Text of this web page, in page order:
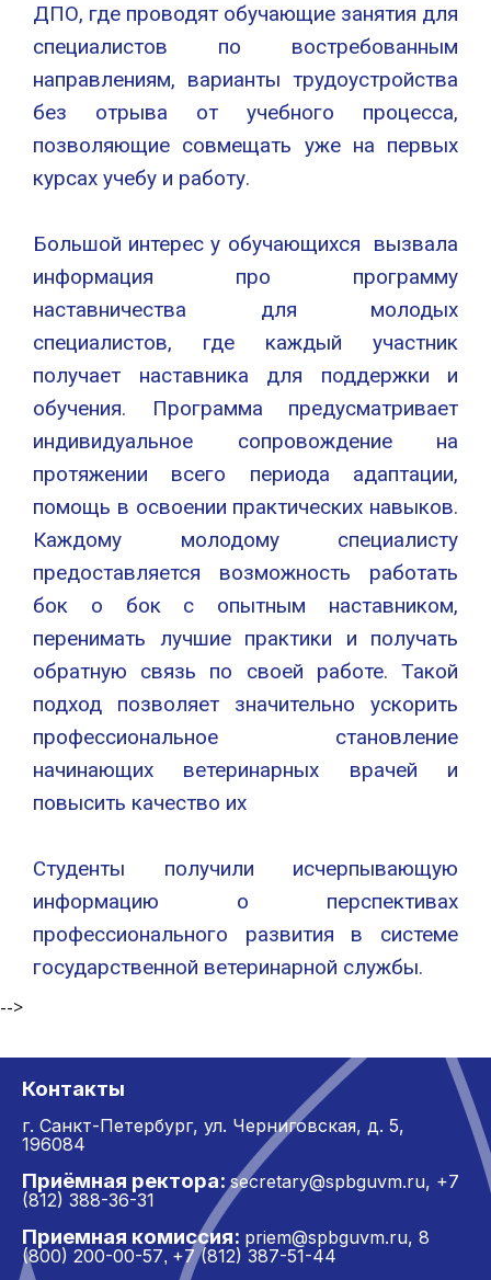
ДПО, где проводят обучающие занятия для
специалистов по востребованным
направлениям, варианты трудоустройства
без отрыва от учебного процесса,
позволяющие совмещать уже на первых
курсах учебу и работу.
Большой интерес у обучающихся вызвала
информация про программу
наставничества для молодых
специалистов, где каждый участник
получает наставника для поддержки и
обучения. Программа предусматривает
индивидуальное сопровождение на
протяжении всего периода адаптации,
помощь в освоении практических навыков.
Каждому молодому специалисту
предоставляется возможность работать
бок о бок с опытным наставником,
перенимать лучшие практики и получать
обратную связь по своей работе. Такой
подход позволяет значительно ускорить
профессиональное становление
начинающих ветеринарных врачей и
повысить качество их
Студенты получили исчерпывающую
информацию о перспективах
профессионального развития в системе
государственной ветеринарной службы.
-->
Контакты
г. Санкт-Петербург, ул. Черниговская, д. 5,
196084
Приёмная ректора: secretary@spbguvm.ru, +7
(812) 388-36-31
Приемная комиссия: priem@spbguvm.ru, 8
(800) 200-00-57, +7 (812) 387-51-44